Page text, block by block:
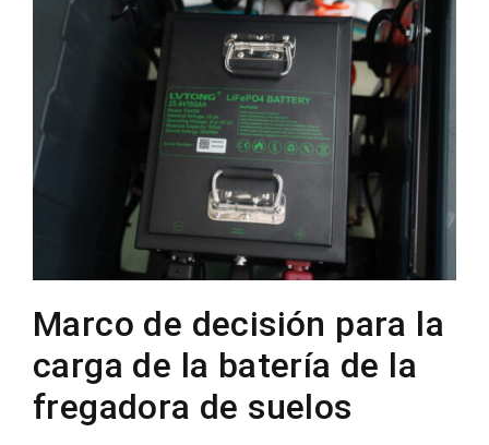
Marco de decisión para la
carga de la batería de la
fregadora de suelos